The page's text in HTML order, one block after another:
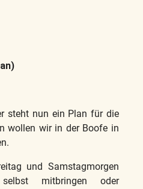
steht nun ein Plan für die
wollen wir in der Boofe in
und Samstagmorgen
mitbringen oder